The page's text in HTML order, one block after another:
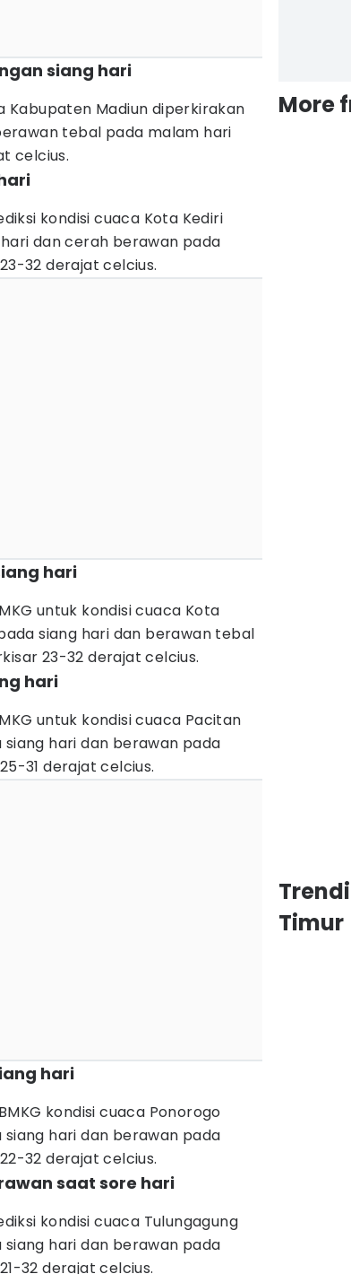
siang hari
Kabupaten Madiun diperkirakan
tebal pada malam hari
celcius.
kondisi cuaca Kota Kediri
dan cerah berawan pada
32 derajat celcius.
hari
untuk kondisi cuaca Kota
siang hari dan berawan tebal
23-32 derajat celcius.
hari
untuk kondisi cuaca Pacitan
hari dan berawan pada
31 derajat celcius.
hari
kondisi cuaca Ponorogo
hari dan berawan pada
32 derajat celcius.
saat sore hari
kondisi cuaca Tulungagung
hari dan berawan pada
32 derajat celcius.
More
Timur